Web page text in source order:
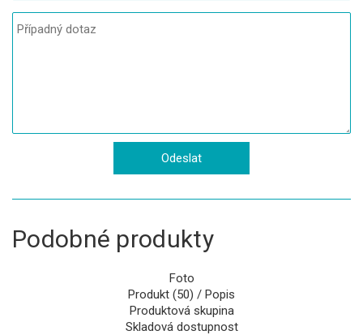
Podobné produkty
Foto
Produkt (50) / Popis
Produktová skupina
Skladová dostupnost